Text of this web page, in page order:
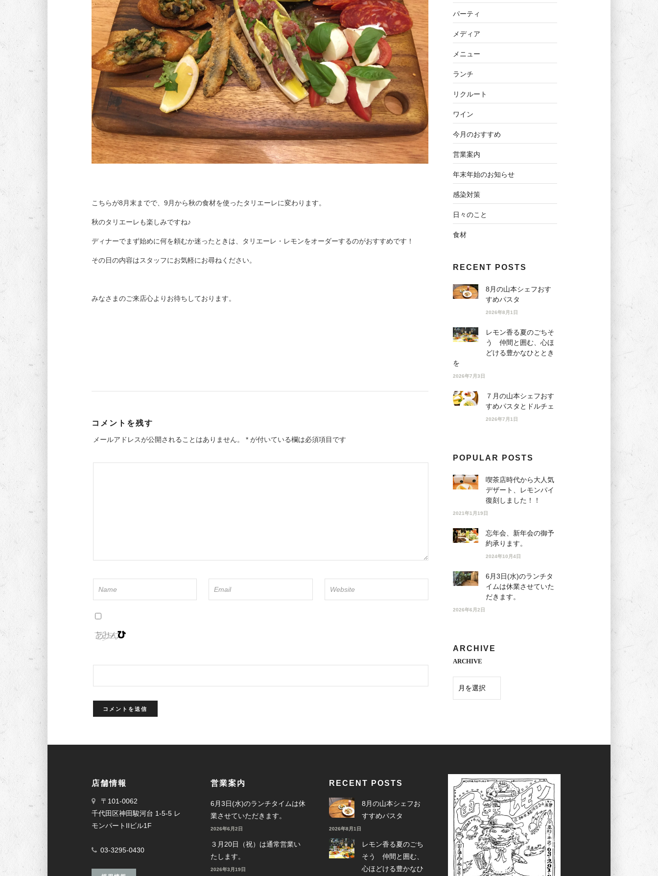
こちらが8月末までで、9月から秋の食材を使ったタリエーレに変わります。
秋のタリエーレも楽しみですね♪
ディナーでまず始めに何を頼むか迷ったときは、タリエーレ・レモンをオーダーするのがおすすめです！
その日の内容はスタッフにお気軽にお尋ねください。
みなさまのご来店心よりお待ちしております。
コメントを残す
メールアドレスが公開されることはありません。 *が付いている欄は必須項目です
パーティ
メディア
メニュー
ランチ
リクルート
ワイン
今月のおすすめ
営業案内
年末年始のお知らせ
感染対策
日々のこと
食材
RECENT POSTS
8月の山本シェフおす
すめパスタ
2026年8月1日
レモン香る夏のごちそ
う 仲間と囲む、心ほ
どける豊かなひととき
を
2026年7月3日
７月の山本シェフおす
すめパスタとドルチェ
2026年7月1日
POPULAR POSTS
喫茶店時代から大人気
デザート、レモンパイ
復刻しました！！
2021年1月19日
忘年会、新年会の御予
約承ります。
2024年10月4日
6月3日(水)のランチタ
イムは休業させていた
だきます。
2026年6月2日
ARCHIVE
ARCHIVE
店舗情報
〒101-0062
千代田区神田駿河台 1-5-5 レ
モンパートIIビル1F
03-3295-0430
営業案内
6月3日(水)のランチタイムは休
業させていただきます。
2026年6月2日
３月20日（祝）は通常営業い
たします。
2026年3月19日
RECENT POSTS
8月の山本シェフお
すすめパスタ
2026年8月1日
レモン香る夏のごち
そう 仲間と囲む、
心ほどける豊かなひ